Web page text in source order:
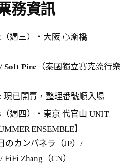
務資訊
（週三）・大阪 心斎橋
Soft Pine （泰國獨立賽克流行樂
現已開賣，整理番號順入場
（週四）・東京 代官山 UNIT
ENSEMBLE】
のカンパネラ（JP）/
Zhang（CN）